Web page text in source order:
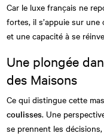
Car le luxe français ne
fortes, il s’appuie sur
et une capacité à se
Une plongée
des Maisons
Ce qui distingue cette
coulisses. Une
se prennent les